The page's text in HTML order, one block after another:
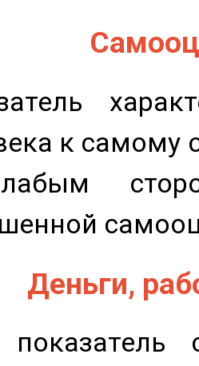
к самому
Деньги,